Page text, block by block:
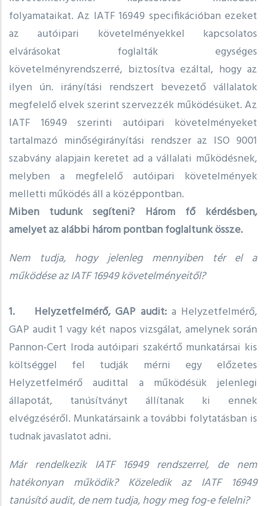
folyamataikat. Az IATF 16949 specifikációban ezeket
az autóipari követelményekkel kapcsolatos
elvárásokat foglalták egységes
követelményrendszerré, biztosítva ezáltal, hogy az
ilyen ún. irányítási rendszert bevezető vállalatok
megfelelő elvek szerint szervezzék működésüket. Az
IATF 16949 szerinti autóipari követelményeket
tartalmazó minőségirányítási rendszer az ISO 9001
szabvány alapjain keretet ad a vállalati működésnek,
melyben a megfelelő autóipari követelmények
melletti működés áll a középpontban.
Miben tudunk segíteni? Három fő kérdésben,
amelyet az alábbi három pontban foglaltunk össze.
Nem tudja, hogy jelenleg mennyiben tér el a
működése az IATF 16949 követelményeitől?
1. Helyzetfelmérő, GAP audit:a Helyzetfelmérő,
GAP audit 1 vagy két napos vizsgálat, amelynek során
Pannon-Cert Iroda autóipari szakértő munkatársai kis
költséggel fel tudják mérni egy előzetes
Helyzetfelmérő audittal a működésük jelenlegi
állapotát, tanúsítványt állítanak ki ennek
elvégzéséről. Munkatársaink a további folytatásban is
tudnak javaslatot adni.
Már rendelkezik IATF 16949 rendszerrel, de nem
hatékonyan működik? Közeledik az IATF 16949
tanúsító audit, de nem tudja, hogy meg fog-e felelni?